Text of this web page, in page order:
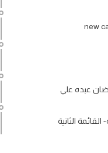
new
عبده علي
الثانية